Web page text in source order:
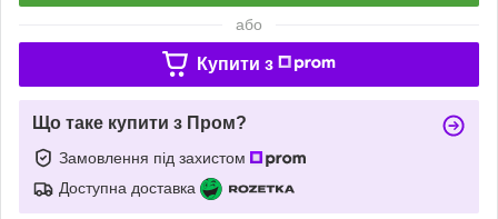
або
Купити з
Що таке купити з Пром?
Замовлення під захистом
Доступна доставка